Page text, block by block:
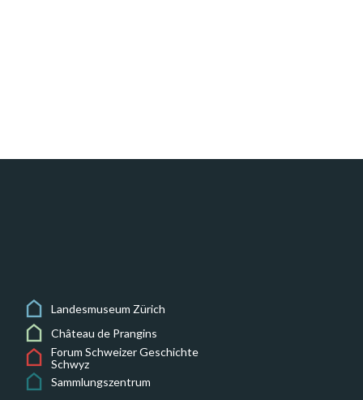
Landesmuseum Zürich
Château de Prangins
Forum Schweizer Geschichte
Schwyz
Sammlungszentrum